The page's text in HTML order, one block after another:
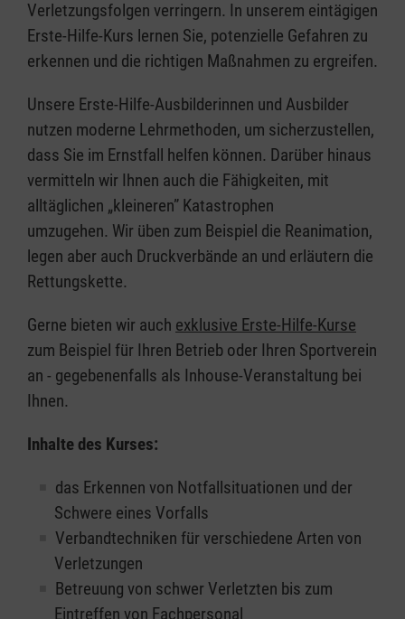
Verletzungsfolgen verringern. In unserem eintägigen
Erste-Hilfe-Kurs lernen Sie, potenzielle Gefahren zu
erkennen und die richtigen Maßnahmen zu ergreifen.
Unsere Erste-Hilfe-Ausbilderinnen und Ausbilder
nutzen moderne Lehrmethoden, um sicherzustellen,
dass Sie im Ernstfall helfen können. Darüber hinaus
vermitteln wir Ihnen auch die Fähigkeiten, mit
alltäglichen „kleineren” Katastrophen
umzugehen. Wir üben zum Beispiel die Reanimation,
legen aber auch Druckverbände an und erläutern die
Rettungskette.
Gerne bieten wir auch exklusive Erste-Hilfe-Kurse
zum Beispiel für Ihren Betrieb oder Ihren Sportverein
an - gegebenenfalls als Inhouse-Veranstaltung bei
Ihnen.
Inhalte des Kurses:
das Erkennen von Notfallsituationen und der
Schwere eines Vorfalls
Verbandtechniken für verschiedene Arten von
Verletzungen
Betreuung von schwer Verletzten bis zum
Eintreffen von Fachpersonal